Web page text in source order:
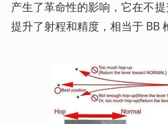
产生了革命性的影响，它在不
提升了射程和精度，相当于 BB